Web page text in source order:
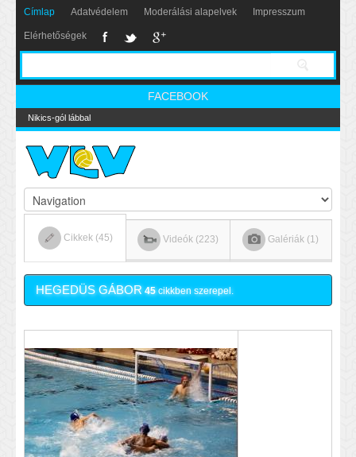
Címlap Adatvédelem Moderálási alapelvek Impresszum
Elérhetőségek
FACEBOOK
Nikics-gól lábbal
Cikkek (45) Videók (223) Galériák (1)
HEGEDÜS GÁBOR 45cikkben szerepel.